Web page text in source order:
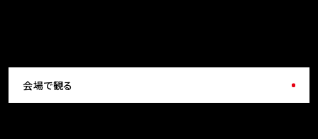
会場で観る